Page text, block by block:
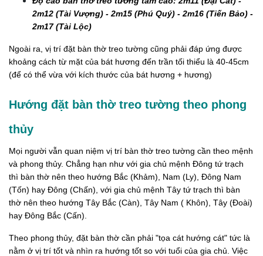
2m12 (Tài Vượng) - 2m15 (Phú Quý) - 2m16 (Tiến Bảo) -
2m17 (Tài Lộc)
Ngoài ra, vị trí đặt bàn thờ treo tường cũng phải đáp ứng được
khoảng cách từ mặt của bát hương đến trần tối thiểu là 40-45cm
(để có thể vừa với kích thước của bát hương + hương)
Hướng đặt bàn thờ treo tường theo phong
thủy
Mọi người vẫn quan niệm vị trí bàn thờ treo tường cần theo mệnh
và phong thủy. Chẳng hạn như với gia chủ mệnh Đông tứ trạch
thì bàn thờ nên theo hướng Bắc (Khảm), Nam (Ly), Đông Nam
(Tốn) hay Đông (Chấn), với gia chủ mệnh Tây tứ trạch thì bàn
thờ nên theo hướng Tây Bắc (Càn), Tây Nam ( Khôn), Tây (Đoài)
hay Đông Bắc (Cấn).
Theo phong thủy, đặt bàn thờ cần phải "tọa cát hướng cát" tức là
nằm ở vị trí tốt và nhìn ra hướng tốt so với tuổi của gia chủ. Việc